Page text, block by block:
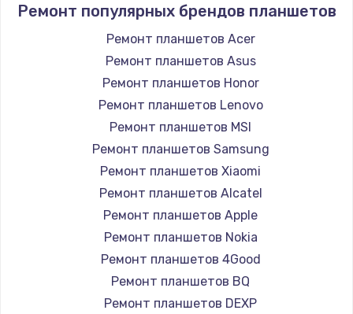
1160 руб.
Чистка от пыли
1060 руб.
Замена южного моста
Заказать
1490 руб.
Ремонт популярных брендов планшетов
Ремонт планшетов Acer
Ремонт планшетов Asus
Ремонт планшетов Honor
Ремонт планшетов Lenovo
Ремонт планшетов MSI
Ремонт планшетов Samsung
Ремонт планшетов Xiaomi
Ремонт планшетов Alcatel
Ремонт планшетов Apple
Ремонт планшетов Nokia
Ремонт планшетов 4Good
Ремонт планшетов BQ
Ремонт планшетов DEXP